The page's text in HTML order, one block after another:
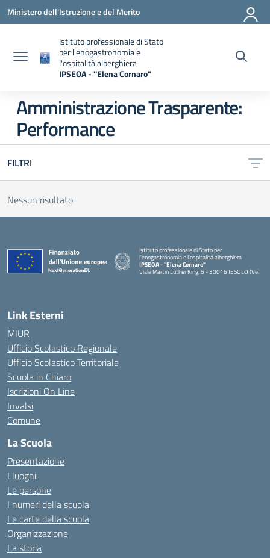
Vai ai contenuti
Vai al menu di navigazione
Vai al footer
Ministero dell'Istruzione e del Merito
Istituto professionale di Stato
per l'enogastronomia e
l'ospitalità alberghiera
IPSEOA - ''Elena Cornaro"
Amministrazione Trasparente:
Performance
FILTRI
Nessun risultato
Istituto professionale di Stato per
l'enogastronomia e l'ospitalità alberghiera
IPSEOA - ''Elena Cornaro"
Viale Martin Luther King, 5 - 30016 JESOLO (Ve)
— Visita la pagina iniziale della scuola
Link Esterni
MIUR
Ufficio Scolastico Regionale
Ufficio Scolastico Territoriale
Scuola in Chiaro
Iscrizioni On Line
Invalsi
Comune
La Scuola
Presentazione
I luoghi
Le persone
I numeri della scuola
Le carte della scuola
Organizzazione
La storia